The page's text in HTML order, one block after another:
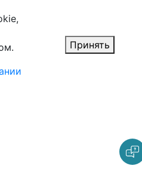
Принять